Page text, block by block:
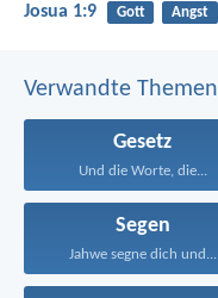
Josua 1:9 Gott Angst
Verwandte Themen
Gesetz
Und die Worte, die...
Segen
Jahwe segne dich und...